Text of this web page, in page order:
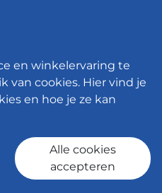
-
en winkelervaring te
van cookies. Hier vind je
en hoe je ze kan
Alle cookies
accepteren